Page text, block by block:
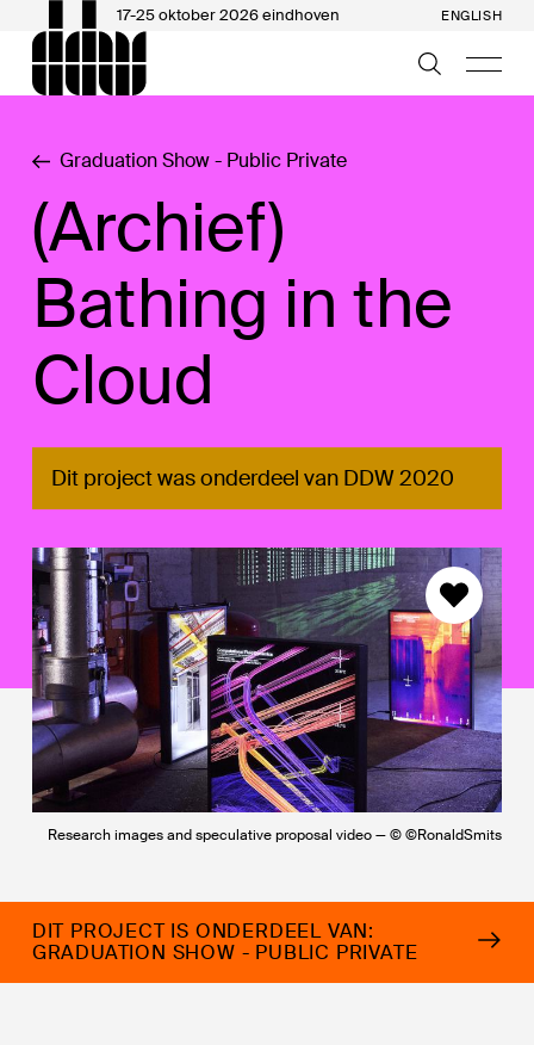
17-25 oktober 2026 eindhoven ENGLISH
Graduation Show - Public Private
(Archief)
Bathing in the
Cloud
Dit project was onderdeel van DDW 2020
Research images and speculative proposal video — © ©RonaldSmits
DIT PROJECT IS ONDERDEEL VAN:
GRADUATION SHOW - PUBLIC PRIVATE